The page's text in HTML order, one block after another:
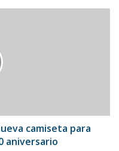
camiseta para
aniversario